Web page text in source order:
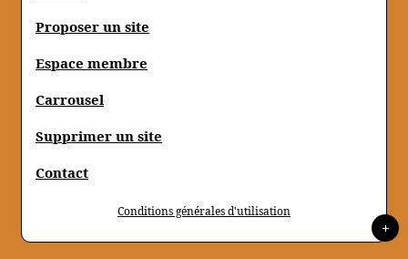
Proposer un site
Espace membre
Carrousel
Supprimer un site
Contact
Conditions générales d'utilisation
+